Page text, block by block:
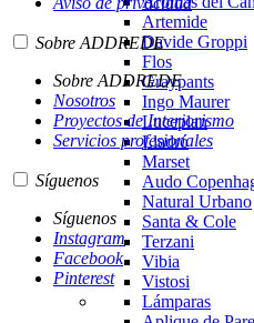
Artemide
Davide Groppi
Flos
Graypants
Ingo Maurer
Luceplan
Lladró
Marset
Audo
Natural Urbano
Santa & Cole
Terzani
Vibia
Vistosi
Lámparas
Sobre ADDREDE
Sobre ADDREDE
Nosotros
Proyectos de Interiorismo
Servicios profesionales
Síguenos
Síguenos
Instagram
Facebook
Pinterest